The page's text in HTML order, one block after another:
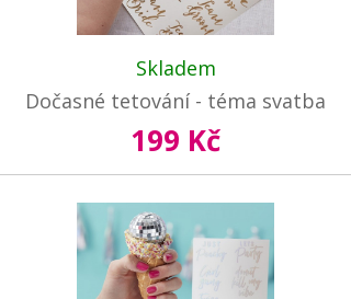
Skladem
Dočasné tetování - téma svatba
199 Kč